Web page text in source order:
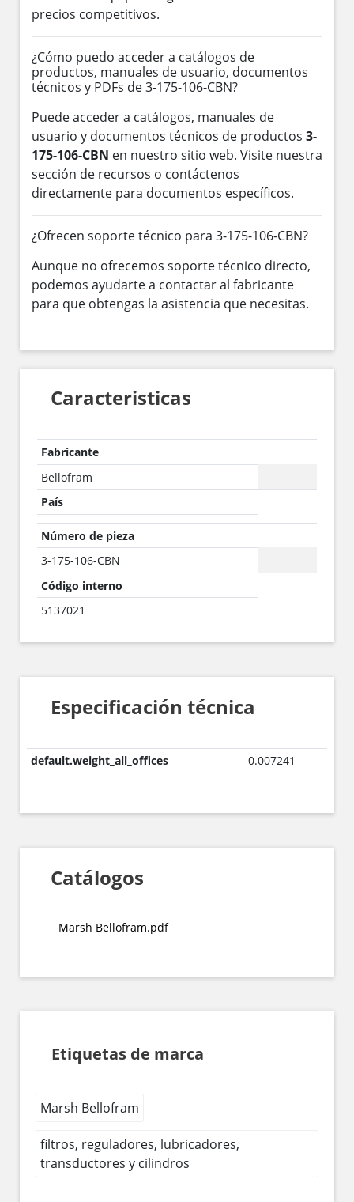
precios competitivos.
¿Cómo puedo acceder a catálogos de
productos, manuales de usuario, documentos
técnicos y PDFs de 3-175-106-CBN?
Puede acceder a catálogos, manuales de
usuario y documentos técnicos de productos 3-
175-106-CBN en nuestro sitio web. Visite nuestra
sección de recursos o contáctenos
directamente para documentos específicos.
¿Ofrecen soporte técnico para 3-175-106-CBN?
Aunque no ofrecemos soporte técnico directo,
podemos ayudarte a contactar al fabricante
para que obtengas la asistencia que necesitas.
Caracteristicas
Fabricante
Bellofram
País
Número de pieza
3-175-106-CBN
Código interno
5137021
Especificación técnica
default.weight_all_offices 0.007241
Catálogos
Marsh Bellofram.pdf
Etiquetas de marca
Marsh Bellofram
filtros, reguladores, lubricadores,
transductores y cilindros